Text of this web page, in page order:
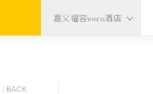
嘉义福容voco酒店
/ BACK